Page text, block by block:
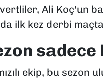
Ali Koç'un
ilk kez derbi
ekip, bu